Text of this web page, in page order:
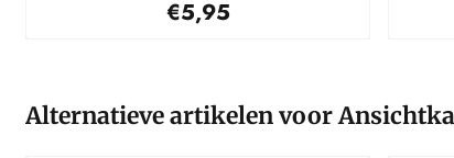
Prijs: 5,95
€5,95
Alternatieve artikelen voor